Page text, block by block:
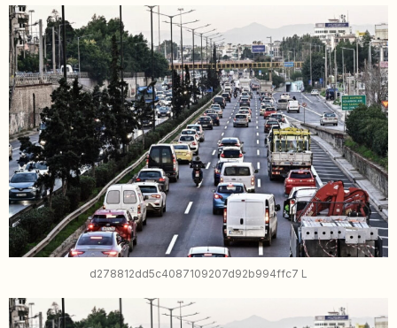
d278812dd5c4087109207d92b994ffc7 L